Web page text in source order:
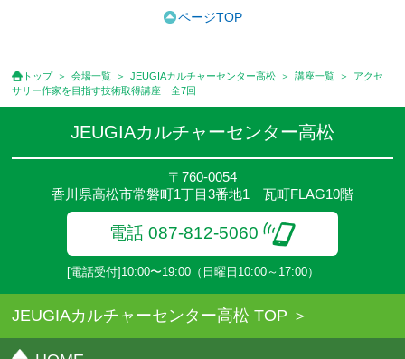
用は含まれておりません。
のでご確認ください。
●参加人数が一定に満たない場合、体験や講座開講を中止または延
期することがあります。
●その他、詳しい内容については、ご入会時にご説明をさせていた
だきます。
ページTOP
トップ 会場一覧 JEUGIAカルチャーセンター高松 講座一覧
アクセ
サリー作家を目指す技術取得講座 全7回
JEUGIAカルチャーセンター高松
〒760-0054
香川県高松市常磐町1丁目3番地1 瓦町FLAG10階
電話 087-812-5060
[電話受付]10:00〜19:00（日曜日10:00～17:00）
JEUGIAカルチャーセンター高松 TOP